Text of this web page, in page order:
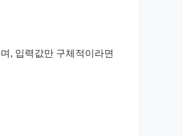
, 입력값만 구체적이라면